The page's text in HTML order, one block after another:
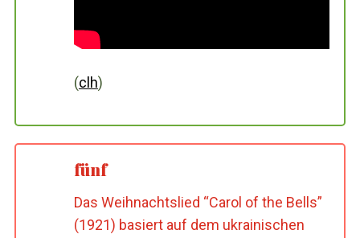
(clh)
fünf
Das Weihnachtslied “Carol of the Bells”
(1921) basiert auf dem ukrainischen